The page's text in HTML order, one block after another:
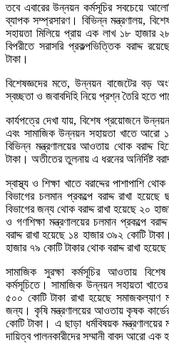
তবে এবারের উন্নয়ন কর্মসূচির সবচেয়ে
ব্যাপক সম্প্রসারণ। বিভিন্ন মন্ত্রণালয়,
সহায়তা মিলিয়ে প্রায় এক লাখ ১৮ হাজার
বিপরীতে সরাসরি প্রকল্পভিত্তিক বরাদ্দ
টাকা।
বিশেষজ্ঞদের মতে, উন্নয়ন বাজেটের বড় অংশ
স্বচ্ছতা ও জবাবদিহি নিয়ে প্রশ্ন তৈরি হতে
কার্যপত্রে দেখা যায়, বিশেষ প্রয়োজনে
এবং সামাজিক উন্নয়ন সহায়তা খাতে আরো ১৭
বিভিন্ন মন্ত্রণালয়ের আওতায় থোক বরাদ্দ
টাকা। অতীতের তুলনায় এ ধরনের অনির্দিষ্ট
স্বাস্থ্য ও শিক্ষা খাতে বরাদ্দের পাশাপাশি
বিভাগের চলমান প্রকল্পে বরাদ্দ রাখা
বিভাগের জন্য থোক বরাদ্দ রাখা হয়েছে ২০
ও গণশিক্ষা মন্ত্রণালয়ের চলমান প্রকল্পে
বরাদ্দ রাখা হয়েছে ১৪ হাজার ৩৯২ কোটি
হাজার ৭৯ কোটি টাকার থোক বরাদ্দ রাখা
সামাজিক সুরক্ষা কর্মসূচির আওতায়
কর্মসূচিতে। সামাজিক উন্নয়ন সহায়তা
৫০০ কোটি টাকা রাখা হয়েছে সমাজকল্যাণ
জন্য। কৃষি মন্ত্রণালয়ের আওতায় কৃষক
কোটি টাকা। এ ছাড়া ধর্মবিষয়ক
দায়িত্ব পালনকারীদের সম্মানী বাবদ আরো এক